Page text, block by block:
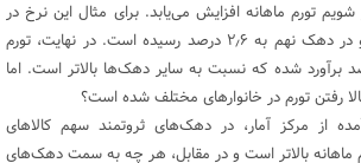
تورم ماهانه افزایش می‌یابد. برای مثال این نرخ در
دهک سوم به ۲٫۵ درصد و در دهک نهم به ۲٫۶ درصد رسیده است. در نهایت، تورم
دهک دهم ۲٫۷ درصد برآورد شده که نسبت به سایر دهک‌ها بالاتر است. اما
رفتن تورم در خانوارهای مختلف شده است؟
از مرکز آمار، در دهک‌های ثروتمند سهم کالاهای
ماهانه بالاتر است و در مقابل، هر چه به سمت دهک‌های